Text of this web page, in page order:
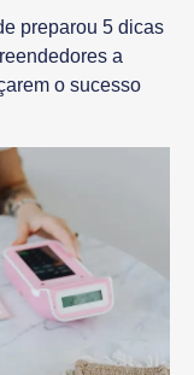
preparou 5 dicas
a
o sucesso